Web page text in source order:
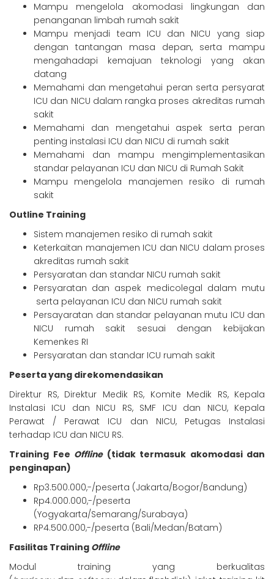
Mampu mengelola akomodasi lingkungan dan
penanganan limbah rumah sakit
Mampu menjadi team ICU dan NICU yang siap
dengan tantangan masa depan, serta mampu
mengahadapi kemajuan teknologi yang akan
datang
Memahami dan mengetahui peran serta persyarat
ICU dan NICU dalam rangka proses akreditas rumah
sakit
Memahami dan mengetahui aspek serta peran
penting instalasi ICU dan NICU di rumah sakit
Memahami dan mampu mengimplementasikan
standar pelayanan ICU dan NICU di Rumah Sakit
Mampu mengelola manajemen resiko di rumah
sakit
Outline Training
Sistem manajemen resiko di rumah sakit
Keterkaitan manajemen ICU dan NICU dalam proses
akreditas rumah sakit
Persyaratan dan standar NICU rumah sakit
Persyaratan dan aspek medicolegal dalam mutu
serta pelayanan ICU dan NICU rumah sakit
Persayaratan dan standar pelayanan mutu ICU dan
NICU rumah sakit sesuai dengan kebijakan
Kemenkes RI
Persyaratan dan standar ICU rumah sakit
Peserta yang direkomendasikan
Direktur RS, Direktur Medik RS, Komite Medik RS, Kepala
Instalasi ICU dan NICU RS, SMF ICU dan NICU, Kepala
Perawat / Perawat ICU dan NICU, Petugas Instalasi
terhadap ICU dan NICU RS.
Training Fee Offline (tidak termasuk akomodasi dan
penginapan)
Rp3.500.000,-/peserta (Jakarta/Bogor/Bandung)
Rp4.000.000,-/peserta
(Yogyakarta/Semarang/Surabaya)
RP4.500.000,-/peserta (Bali/Medan/Batam)
Fasilitas Training Offline
Modul training yang berkualitas